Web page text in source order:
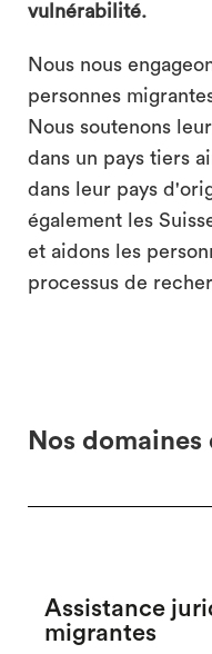
vulnérabilité.
Nous nous
personnes
Nous soutenons
dans un pays tiers
dans leur pays
également les
et aidons les
processus de
Nos
Assistance
migrantes